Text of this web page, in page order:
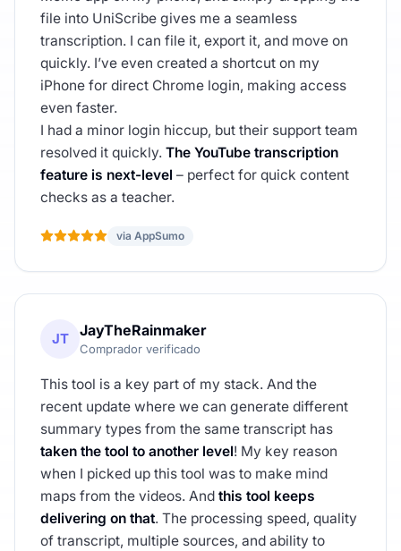
file into UniScribe gives me a seamless
transcription. I can file it, export it, and move on
quickly. I’ve even created a shortcut on my
iPhone for direct Chrome login, making access
even faster.
I had a minor login hiccup, but their support team
resolved it quickly. The YouTube transcription
feature is next-level – perfect for quick content
checks as a teacher.
via AppSumo
JT JayTheRainmaker
Comprador verificado
This tool is a key part of my stack. And the
recent update where we can generate different
summary types from the same transcript has
taken the tool to another level! My key reason
when I picked up this tool was to make mind
maps from the videos. And this tool keeps
delivering on that. The processing speed, quality
of transcript, multiple sources, and ability to